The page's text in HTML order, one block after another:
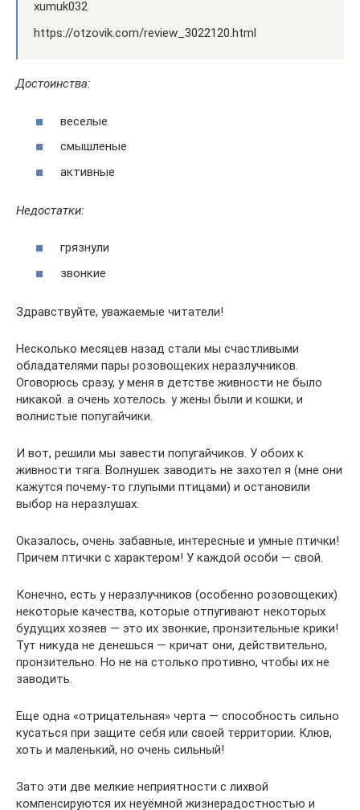
xumuk032
https://otzovik.com/review_3022120.html
Достоинства:
веселые
смышленые
активные
Недостатки:
грязнули
звонкие
Здравствуйте, уважаемые читатели!
Несколько месяцев назад стали мы счастливыми
обладателями пары розовощеких неразлучников.
Оговорюсь сразу, у меня в детстве живности не было
никакой. а очень хотелось. у жены были и кошки, и
волнистые попугайчики.
И вот, решили мы завести попугайчиков. У обоих к
живности тяга. Волнушек заводить не захотел я (мне они
кажутся почему-то глупыми птицами) и остановили
выбор на неразлушах.
Оказалось, очень забавные, интересные и умные птички!
Причем птички с характером! У каждой особи — свой.
Конечно, есть у неразлучников (особенно розовощеких)
некоторые качества, которые отпугивают некоторых
будущих хозяев — это их звонкие, пронзительные крики!
Тут никуда не денешься — кричат они, действительно,
пронзительно. Но не на столько противно, чтобы их не
заводить.
Еще одна «отрицательная» черта — способность сильно
кусаться при защите себя или своей территории. Клюв,
хоть и маленький, но очень сильный!
Зато эти две мелкие неприятности с лихвой
компенсируются их неуёмной жизнерадостностью и